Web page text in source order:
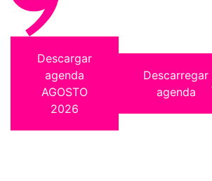
Descargar
agenda
AGOSTO
2026
Descarregar
agenda